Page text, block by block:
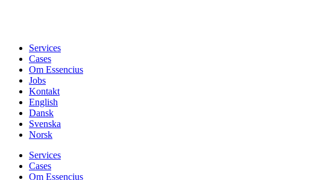
Services
Cases
Om Essencius
Jobs
Kontakt
English
Dansk
Svenska
Norsk
Services
Cases
Om Essencius